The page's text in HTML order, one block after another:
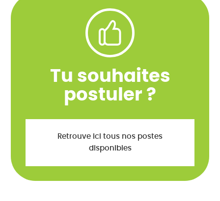
Tu souhaites
postuler ?
Retrouve ici tous nos postes
disponibles